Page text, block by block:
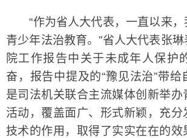
“作为省人大代表，一直以来，
青少年法治教育。”省人大代表张
院工作报告中关于未成年人保护
奋，报告中提及的“豫见法治”带给
是司法机关联合主流媒体创新举办
活动，覆盖面广、形式新颖，充分
技术的作用，取得了实实在在的效